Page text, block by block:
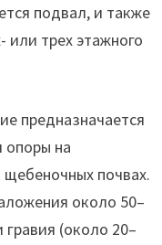
подвал, и также
или трех этажного
предназначается
опоры на
щебеночных почвах.
около 50–
гравия (около 20–